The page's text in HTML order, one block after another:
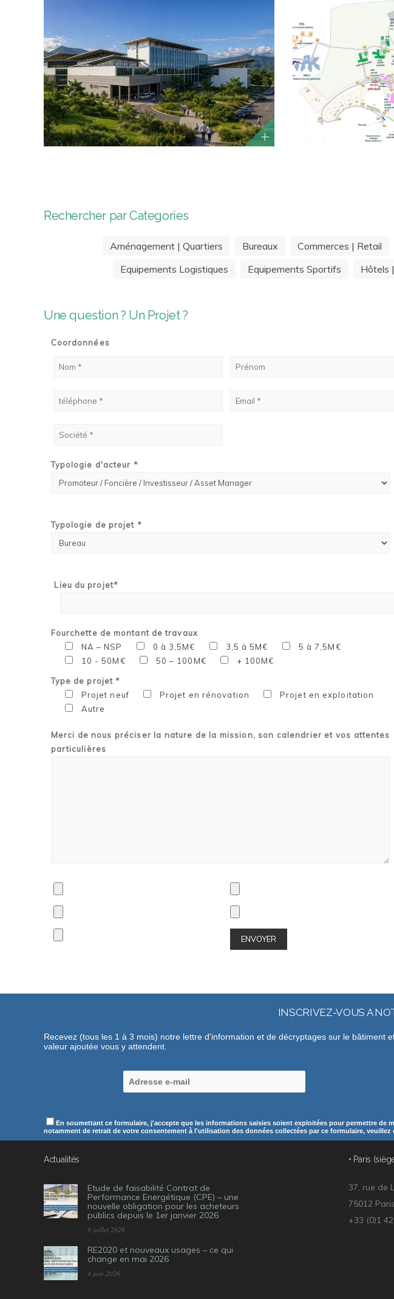
Rechercher par Categories
Aménagement | Quartiers Bureaux Commerces | Retail
Equipements Logistiques
Equipements Sportifs Hôtels
Une question ? Un Projet ?
Coordonnées
Typologie d'acteur *
Typologie de projet *
Lieu du projet*
Fourchette de montant de travaux
NA – NSP
0 à 3,5M€ 3,5 à 5M€
5 à 7,5M€
10 - 50M€
50 – 100M€ + 100M€
Type de projet *
Projet neuf
Projet en rénovation
Projet en exploitation
Autre
Merci de nous préciser la nature de la mission, son calendrier et vos attentes
particulières
INSCRIVEZ-VOUS A
Recevez (tous les 1 à 3 mois) notre lettre d'information et de décryptages sur le bâtiment
valeur ajoutée vous y attendent.
En soumettant ce formulaire, j'accepte que les informations saisies soient exploitées pour permettre de
notamment de retrait de votre consentement à l'utilisation des données collectées par ce formulaire,
Actualités
Etude de faisabilité Contrat de
Performance Energétique (CPE) – une
nouvelle obligation pour les acheteurs
publics depuis le 1er janvier 2026
9 juillet 2026
RE2020 et nouveaux usages – ce qui
change en mai 2026
4 juin 2026
• Paris
37, rue de
75012 Paris
+33 (0)1